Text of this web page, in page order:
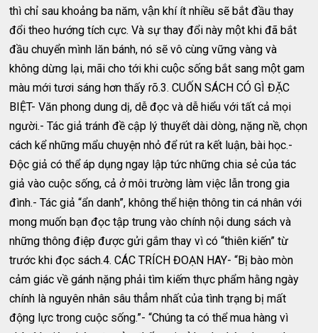
thì chỉ sau khoảng ba năm, vận khí ít nhiều sẽ bắt đầu thay
đổi theo hướng tích cực. Và sự thay đổi này một khi đã bắt
đầu chuyển mình lăn bánh, nó sẽ vô cùng vững vàng và
không dừng lại, mãi cho tới khi cuộc sống bắt sang một gam
màu mới tươi sáng hơn thấy rõ.3. CUỐN SÁCH CÓ GÌ ĐẶC
BIỆT- Văn phong dung dị, dễ đọc và dễ hiểu với tất cả mọi
người.- Tác giả tránh đề cập lý thuyết dài dòng, nặng nề, chọn
cách kể những mẩu chuyện nhỏ để rút ra kết luận, bài học.-
Độc giả có thể áp dụng ngay lập tức những chia sẻ của tác
giả vào cuộc sống, cả ở môi trường làm việc lẫn trong gia
đình.- Tác giả “ẩn danh”, không thể hiện thông tin cá nhân với
mong muốn bạn đọc tập trung vào chính nội dung sách và
những thông điệp được gửi gắm thay vì có “thiên kiến” từ
trước khi đọc sách.4. CÁC TRÍCH ĐOẠN HAY- “Bị bào mòn
cảm giác về gánh nặng phải tìm kiếm thực phẩm hằng ngày
chính là nguyên nhân sâu thẳm nhất của tình trạng bị mất
động lực trong cuộc sống.”- “Chúng ta có thể mua hàng vì